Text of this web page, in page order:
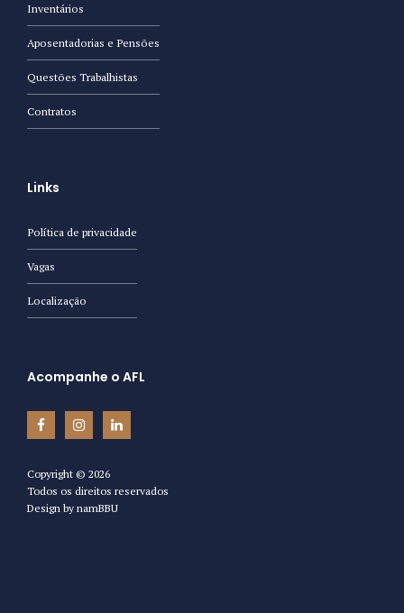
Inventários
Aposentadorias e Pensões
Questões Trabalhistas
Contratos
Links
Política de privacidade
Vagas
Localização
Acompanhe o AFL
Copyright © 2026
Todos os direitos reservados
Design by namBBU